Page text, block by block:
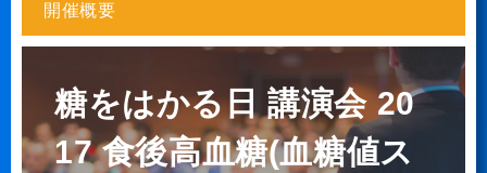
開催概要
糖をはかる日 講演会 20
17食後高血糖(血糖値ス